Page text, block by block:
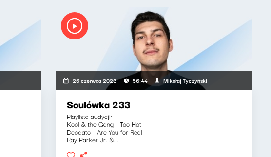
26 czerwca 2026 56:44 Mikołaj Tyczyński
Soulówka 233
Playlista audycji:
Kool & the Gang - Too Hot
Deodato - Are You for Real
Ray Parker Jr. &...